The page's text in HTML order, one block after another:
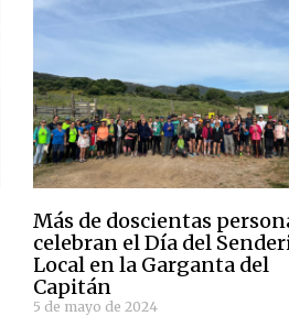
Más de doscientas
celebran el Día del
Local en la Garganta del
Capitán
5 de mayo de 2024